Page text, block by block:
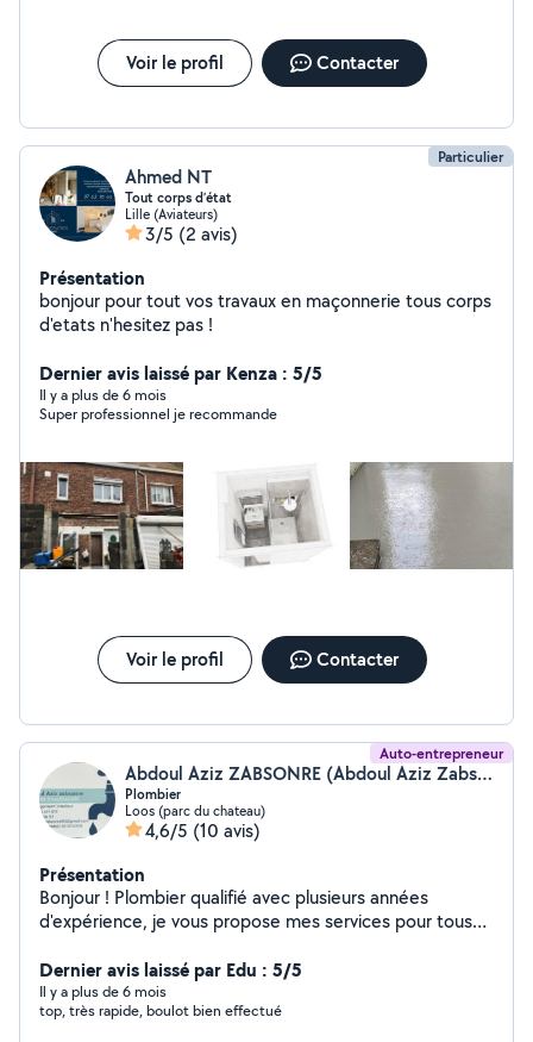
Voir le profil Contacter
Particulier
Ahmed NT
Tout corps d’état
Lille (Aviateurs)
3/5 (2 avis)
Présentation
bonjour pour tout vos travaux en maçonnerie tous corps
d'etats n'hesitez pas !
Dernier avis laissé par Kenza : 5/5
Il y a plus de 6 mois
Super professionnel je recommande
Voir le profil Contacter
Auto-entrepreneur
Abdoul Aziz ZABSONRE (Abdoul Aziz Zabsonre)
Plombier
Loos (parc du chateau)
4,6/5 (10 avis)
Présentation
Bonjour ! Plombier qualifié avec plusieurs années
d'expérience, je vous propose mes services pour tous
prestations : Recherche et réparation de fuites
Débouchage d'éviers, WC, canalisations Remplacement
ou installation de robinetterie, chauffe-eau, WC, lavabos
Dernier avis laissé par Edu : 5/5
Il y a plus de 6 mois
top, très rapide, boulot bien effectué